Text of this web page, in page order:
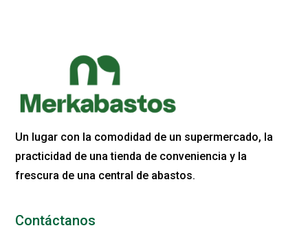
Un lugar con la comodidad de un supermercado, la
practicidad de una tienda de conveniencia y la
frescura de una central de abastos.
Contáctanos